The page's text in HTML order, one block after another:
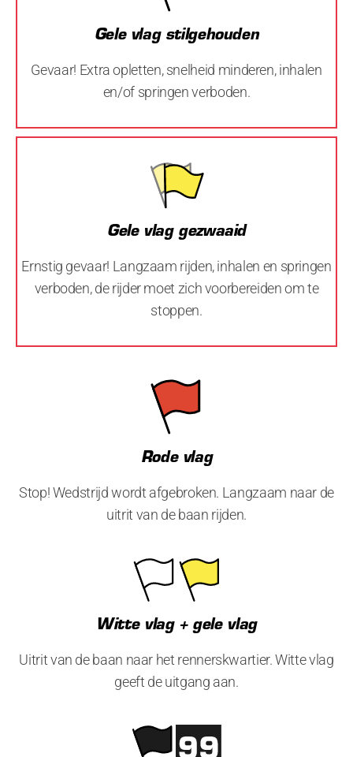
Gele vlag stilgehouden
Gevaar! Extra opletten, snelheid minderen, inhalen
en/of springen verboden.
Gele vlag gezwaaid
Ernstig gevaar! Langzaam rijden, inhalen en springen
verboden, de rijder moet zich voorbereiden om te
stoppen.
Rode vlag
Stop! Wedstrijd wordt afgebroken. Langzaam naar de
uitrit van de baan rijden.
Witte vlag + gele vlag
Uitrit van de baan naar het rennerskwartier. Witte vlag
geeft de uitgang aan.